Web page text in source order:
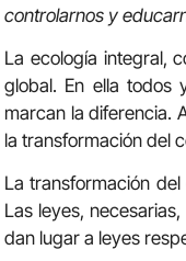
controlarnos y
La ecología integral,
global. En ella todos
marcan la diferencia.
la transformación del
La transformación
Las leyes,
dan lugar a leyes